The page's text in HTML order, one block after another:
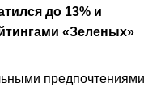
до 13% и
«Зеленых»
предпочтениями